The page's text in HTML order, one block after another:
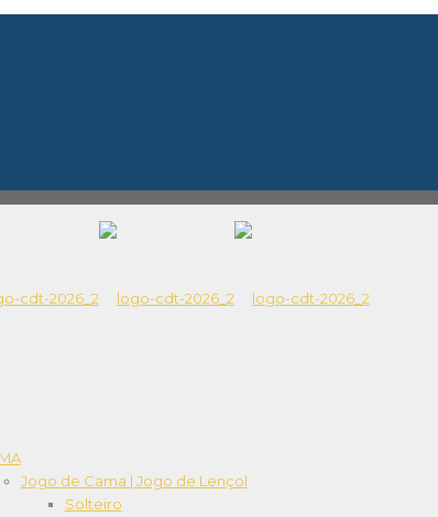
Jogo de Cama | Jogo de Lençol
Solteiro